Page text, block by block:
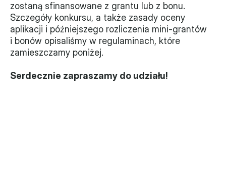
zostaną sfinansowane z grantu lub z bonu.
Szczegóły konkursu, a także zasady oceny
aplikacji i późniejszego rozliczenia mini-grantów
i bonów opisaliśmy w regulaminach, które
zamieszczamy poniżej.
Serdecznie zapraszamy do udziału!